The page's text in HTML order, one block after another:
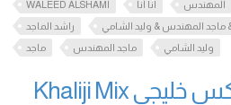
WALEED ALSHAMI
أنا أنا المهندس
راشد الماجد
ماجد المهندس & وليد الشامي
ماجد
ماجد المهندس وليد الشامي
جلسات وناسه ميكس خليجي Khaliji Mix